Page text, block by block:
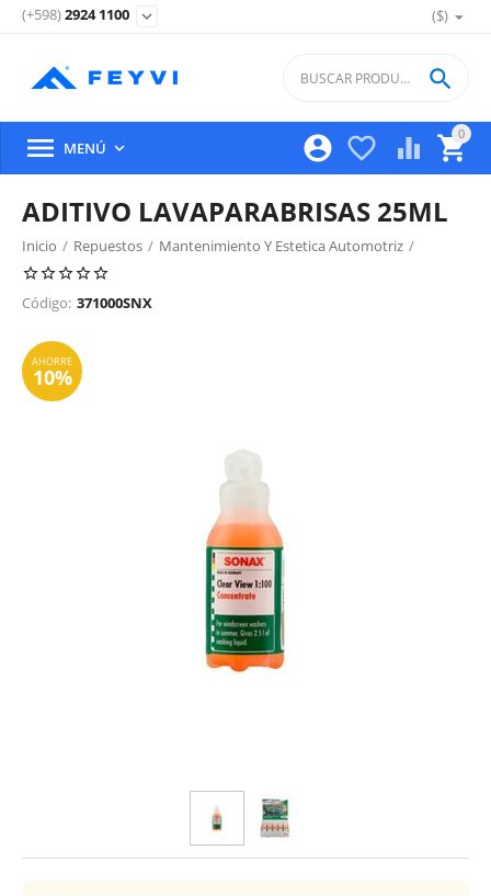
($)
(+598)2924 1100 expand_more
0

 


 MENÚ 
ADITIVO LAVAPARABRISAS 25ML
Inicio / Repuestos / Mantenimiento Y Estetica Automotriz /
Limpia Vidrios
Código: 371000SNX
10%